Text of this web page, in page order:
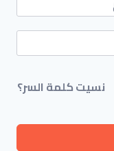
نسيت كلمة السر؟